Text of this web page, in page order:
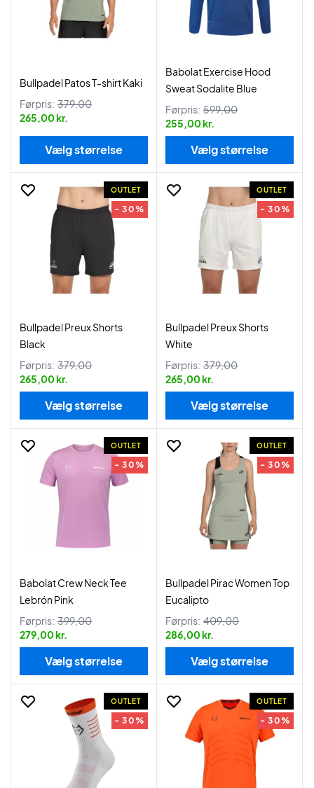
Bullpadel Patos T-shirt Kaki
Førpris: 379,00
265,00 kr.
Vælg størrelse
Babolat Exercise Hood
Sweat Sodalite Blue
Førpris: 599,00
255,00 kr.
Vælg størrelse
OUTLET
- 30%
Bullpadel Preux Shorts
Black
Førpris: 379,00
265,00 kr.
Vælg størrelse
OUTLET
- 30%
Bullpadel Preux Shorts
White
Førpris: 379,00
265,00 kr.
Vælg størrelse
OUTLET
- 30%
Babolat Crew Neck Tee
Lebrón Pink
Førpris: 399,00
279,00 kr.
Vælg størrelse
OUTLET
- 30%
Bullpadel Pirac Women Top
Eucalipto
Førpris: 409,00
286,00 kr.
Vælg størrelse
OUTLET
- 30%
OUTLET
- 30%